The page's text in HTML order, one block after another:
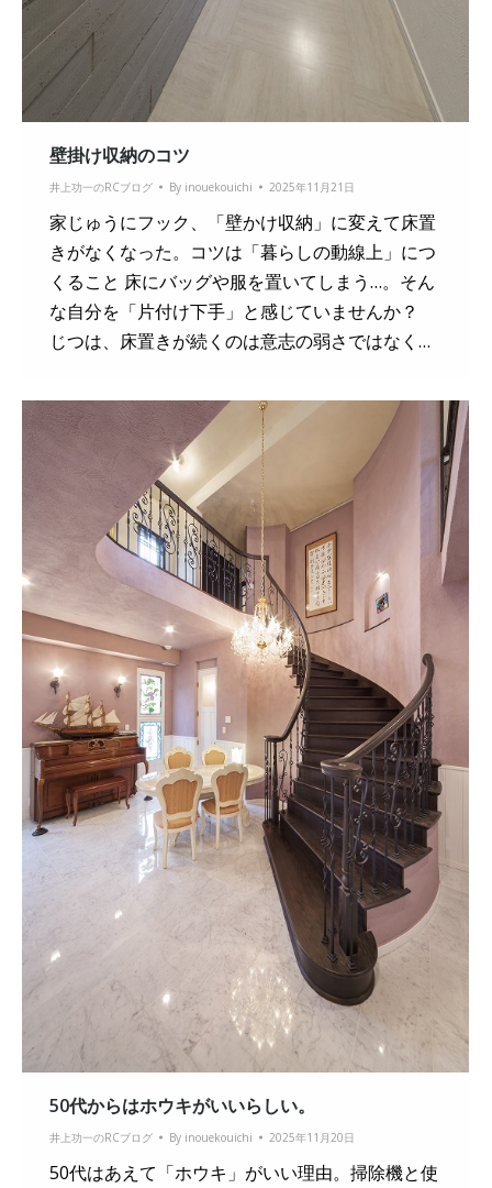
壁掛け収納のコツ
井上功一のRCブログ By inouekouichi 2025年11月21日
家じゅうにフック、「壁かけ収納」に変えて床置
きがなくなった。コツは「暮らしの動線上」につ
くること 床にバッグや服を置いてしまう…。そん
な自分を「片付け下手」と感じていませんか？
じつは、床置きが続くのは意志の弱さではなく…
50代からはホウキがいいらしい。
井上功一のRCブログ By inouekouichi 2025年11月20日
50代はあえて「ホウキ」がいい理由。掃除機と使